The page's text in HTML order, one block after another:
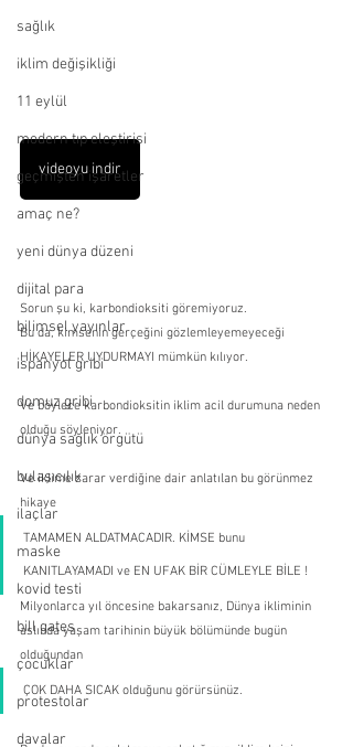
sağlık
iklim değişikliği
11 eylül
modern tıp eleştirisi
geçmişten işaretler
amaç ne?
yeni dünya düzeni
dijital para
bilimsel yayınlar
ispanyol gribi
domuz gribi
dünya sağlık örgütü
bulaşıcılık
ilaçlar
maske
kovid testi
bill gates
çocuklar
protestolar
davalar
videoyu indir
Sorun şu ki, karbondioksiti göremiyoruz.
Bu da, kimsenin gerçeğini gözlemleyemeyeceği
HİKAYELER UYDURMAYI mümkün kılıyor.
Ve böylece karbondioksitin iklim acil durumuna neden
olduğu söyleniyor.
Ve iklime zarar verdiğine dair anlatılan bu görünmez
hikaye
TAMAMEN ALDATMACADIR. KİMSE bunu
KANITLAYAMADI ve EN UFAK BİR CÜMLEYLE BİLE !
Milyonlarca yıl öncesine bakarsanız, Dünya ikliminin
aslında yaşam tarihinin büyük bölümünde bugün
olduğundan
ÇOK DAHA SICAK olduğunu görürsünüz.